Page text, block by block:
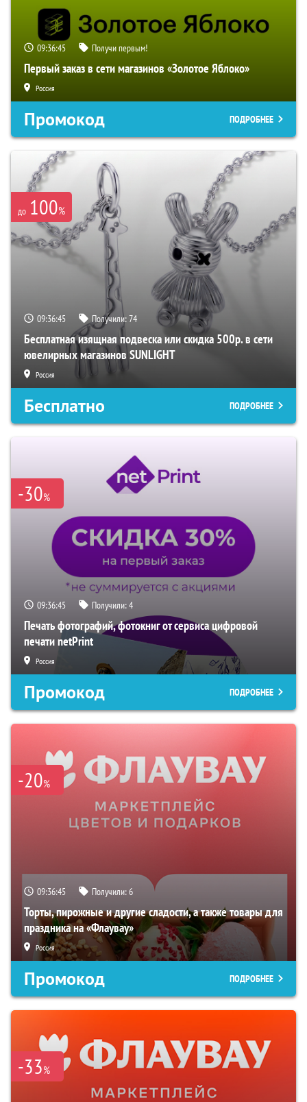
09:36:44 Получи первым!
Первый заказ в сети магазинов «Золотое Яблоко»
Россия
Промокод ПОДРОБНЕЕ
до 100%
09:36:44 Получили:74
Бесплатная изящная подвеска или скидка 500р. в сети
ювелирных магазинов SUNLIGHT
Россия
Бесплатно ПОДРОБНЕЕ
-30%
09:36:44 Получили:4
Печать фотографий, фотокниг от сервиса цифровой
печати netPrint
Россия
Промокод ПОДРОБНЕЕ
-20%
09:36:44 Получили:6
Торты, пирожные и другие сладости, а также товары для
праздника на «Флаувау»
Россия
Промокод ПОДРОБНЕЕ
-33%